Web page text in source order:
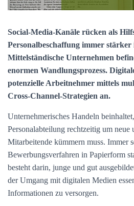
d
Social-Media-Kanäle rücken als
Personalbeschaffung immer stärker
Mittelständische Unternehmen
enormen Wandlungsprozess.
potenzielle Arbeitnehmer mittels
Cross-Channel-Strategien an.
Unternehmerisches Handeln
Personalabteilung rechtzeitig um neue
Mitarbeitende kümmern muss. Immer
Bewerbungsverfahren in Papierform
besteht darin, junge und gut
der Umgang mit digitalen Medien
Informationen zu versorgen.